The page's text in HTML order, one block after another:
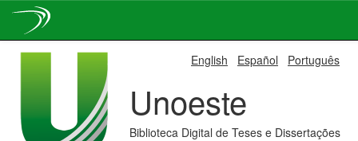
English Español Português
Unoeste
Biblioteca Digital de Teses e Dissertações